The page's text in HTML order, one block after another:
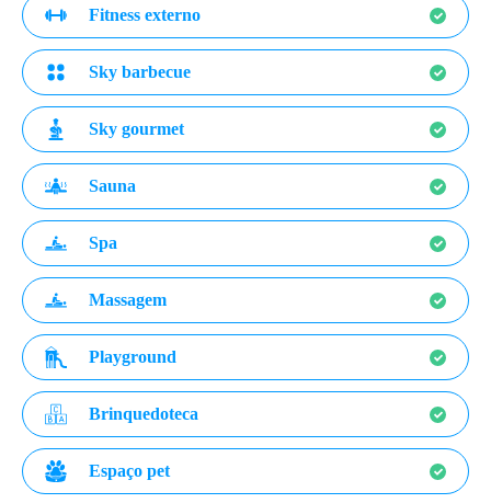
Fitness externo
Sky barbecue
Sky gourmet
Sauna
Spa
Massagem
Playground
Brinquedoteca
Espaço pet